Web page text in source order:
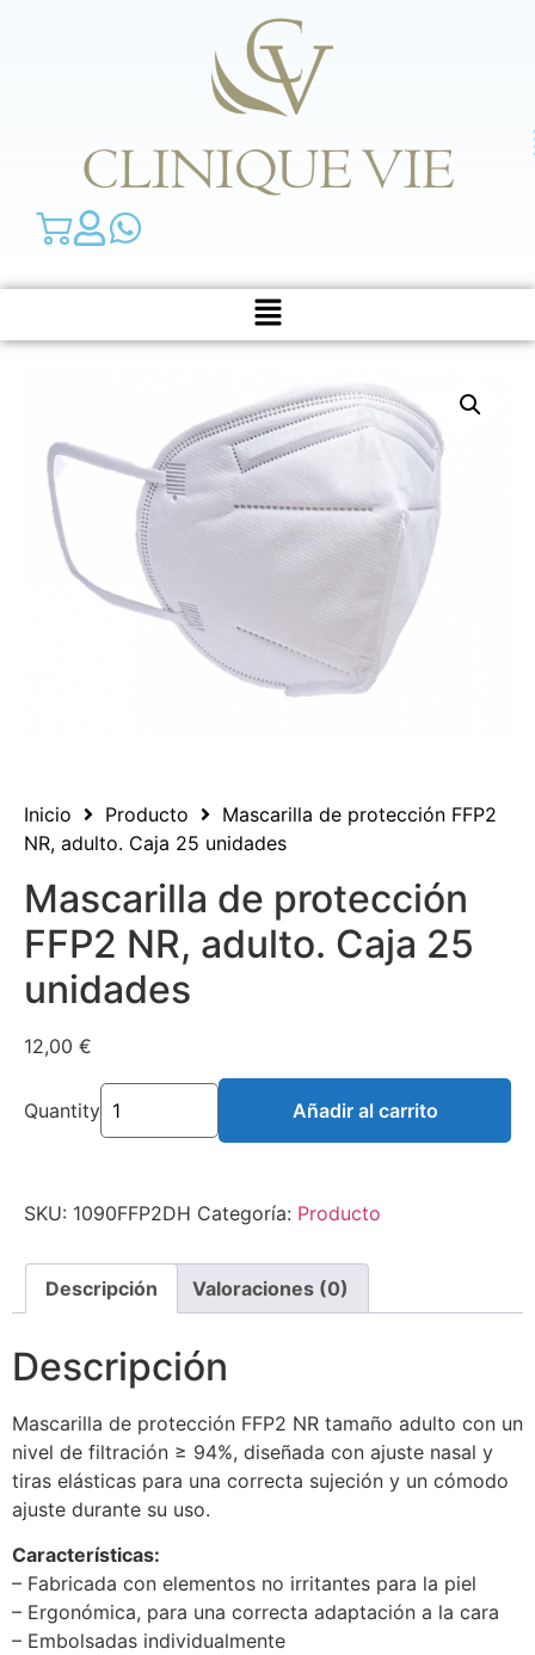
Inicio Producto
Mascarilla de protección FFP2
NR, adulto. Caja 25 unidades
Mascarilla de protección
FFP2 NR, adulto. Caja 25
unidades
12,00 €
Quantity Añadir al carrito
SKU: 1090FFP2DH Categoría: Producto
Descripción Valoraciones (0)
Descripción
Mascarilla de protección FFP2 NR tamaño adulto con un
nivel de filtración ≥ 94%, diseñada con ajuste nasal y
tiras elásticas para una correcta sujeción y un cómodo
ajuste durante su uso.
Características:
– Fabricada con elementos no irritantes para la piel
– Ergonómica, para una correcta adaptación a la cara
– Embolsadas individualmente